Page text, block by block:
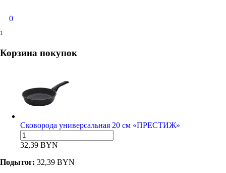
0
1
Корзина покупок
Сковорода универсальная 20 см «ПРЕСТИЖ»
32,39 BYN
Подытог: 32,39 BYN